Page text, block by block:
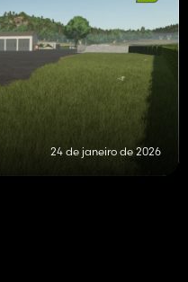
24 de janeiro de 2026